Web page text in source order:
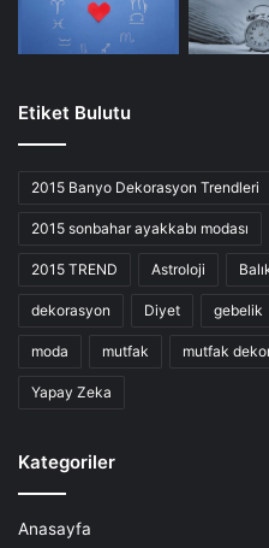
Etiket Bulutu
2015 Banyo Dekorasyon Trendleri
2015 sonbahar ayakkabı modası
2015 TREND Astroloji
dekorasyon Diyet gebelik
moda mutfak mutfak
Yapay Zeka
Kategoriler
Anasayfa